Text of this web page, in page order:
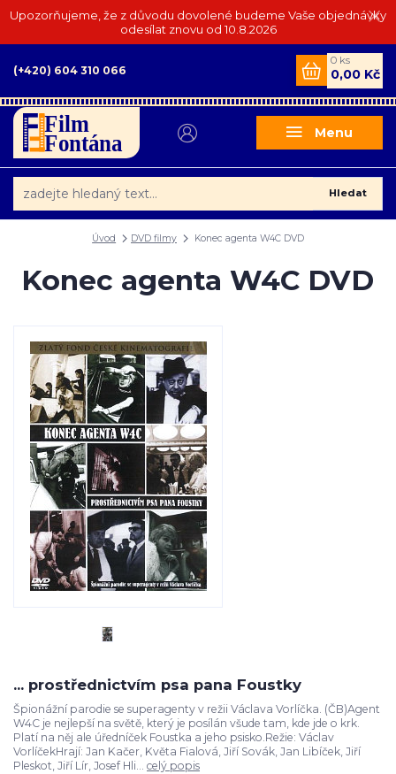
Upozorňujeme, že z důvodu dovolené budeme Vaše objednávky
odesílat znovu od 10.8.2026
Menu
Hledat
(+420) 604 310 066
0 ks
0,00 Kč
Úvod DVD filmy Konec agenta W4C DVD
Konec agenta W4C DVD
... prostřednictvím psa pana Foustky
Špionážní parodie se superagenty v režii Václava Vorlíčka. (ČB)Agent
W4C je nejlepší na světě, který je posílán všude tam, kde jde o krk.
Platí na něj ale úředníček Foustka a jeho psisko.Režie: Václav
VorlíčekHrají: Jan Kačer, Květa Fialová, Jiří Sovák, Jan Libíček, Jiří
Pleskot, Jiří Lír, Josef Hli... celý popis